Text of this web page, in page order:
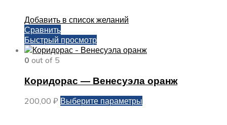
Добавить в список желаний
Сравнить
Быстрый просмотр
0 out of 5
Коридорас — Венесуэла оранж
200,00 ₽ Выберите параметры